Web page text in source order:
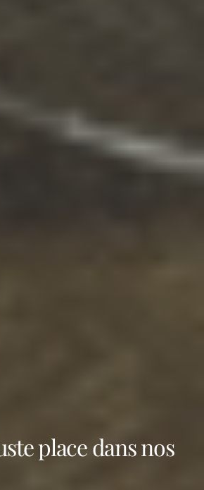
place dans nos